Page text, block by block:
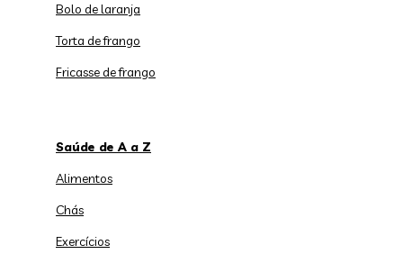
Bolo de laranja
Torta de frango
Fricasse de frango
Saúde de A a Z
Alimentos
Chás
Exercícios